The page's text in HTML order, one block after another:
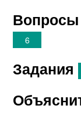
Вопросы
6
Задания